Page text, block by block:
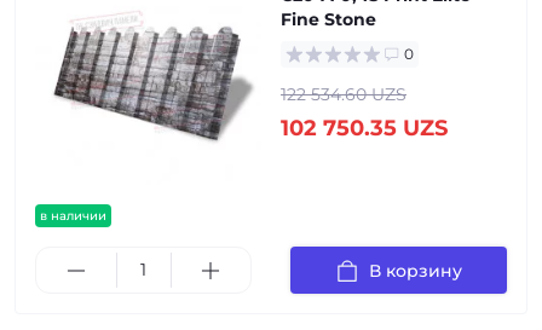
в наличии
Fine Stone
0
122 534.60 UZS
102 750.35 UZS
В корзину